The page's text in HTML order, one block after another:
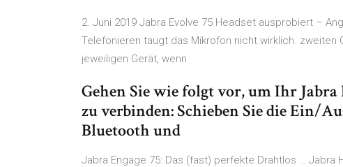
2. Juni 2019 Jabra Evolve 75 Headset ausprobiert –
Telefonieren taugt das Mikrofon nicht wirklich.
jeweiligen Gerät, wenn
Gehen Sie wie folgt vor, um Ihr
zu verbinden: Schieben Sie die Ein/
Bluetooth und
Jabra Engage 75: Das (fast) perfekte Drahtlos … Jabra